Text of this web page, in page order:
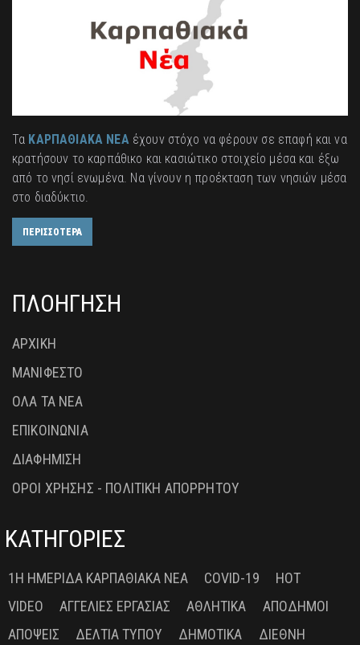
Τα ΚΑΡΠΑΘΙΑΚΑ ΝΕΑέχουν στόχο να φέρουν σε επαφή και να
κρατήσουν το καρπάθικο και κασιώτικο στοιχείο μέσα και έξω
από το νησί ενωμένα. Να γίνουν η προέκταση των νησιών μέσα
στο διαδύκτιο.
ΠΕΡΙΣΣΟΤΕΡΑ
ΠΛΟΗΓΗΣΗ
ΑΡΧΙΚΗ
ΜΑΝΙΦΕΣΤΟ
ΟΛΑ ΤΑ ΝΕΑ
ΕΠΙΚΟΙΝΩΝΙΑ
ΔΙΑΦΗΜΙΣΗ
ΟΡΟΙ ΧΡΗΣΗΣ - ΠΟΛΙΤΙΚΗ ΑΠΟΡΡΗΤΟΥ
ΚΑΤΗΓΟΡΙΕΣ
1Η ΗΜΕΡΊΔΑ ΚΑΡΠΑΘΙΑΚΆ ΝΈΑ COVID-19
HOT
VIDEO
ΑΓΓΕΛΊΕΣ ΕΡΓΑΣΊΑΣ ΑΘΛΗΤΙΚΆ
ΑΠΌΔΗΜΟΙ
ΑΠΌΨΕΙΣ
ΔΕΛΤΊΑ ΤΎΠΟΥ ΔΗΜΟΤΙΚΆ ΔΙΕΘΝΉ